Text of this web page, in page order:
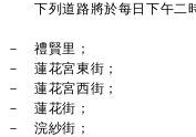
下列道路將於每日下午二時
－ 禮賢里；
－ 蓮花宮東街；
－ 蓮花宮西街；
－ 蓮花街；
－ 浣紗街；